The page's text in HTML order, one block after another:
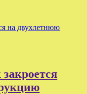
на двухлетнюю